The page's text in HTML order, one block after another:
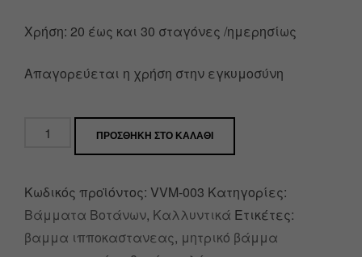
Χρήση: 20 έως και 30 σταγόνες /ημερησίως
Απαγορεύεται η χρήση στην εγκυμοσύνη
ΠΡΟΣΘΉΚΗ ΣΤΟ ΚΑΛΆΘΙ
Κωδικός προϊόντος: VVM-003 Κατηγορίες:
Βάμματα Βοτάνων, Καλλυντικά Ετικέτες:
βαμμα ιπποκαστανεας, μητρικό βάμμα